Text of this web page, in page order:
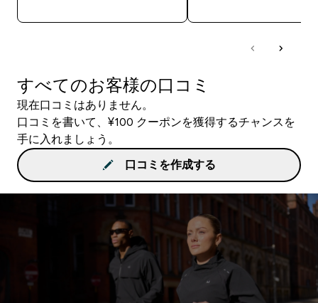
すべてのお客様の口コミ
現在口コミはありません。
口コミを書いて、¥100 クーポンを獲得するチャンスを
手に入れましょう。
口コミを作成する